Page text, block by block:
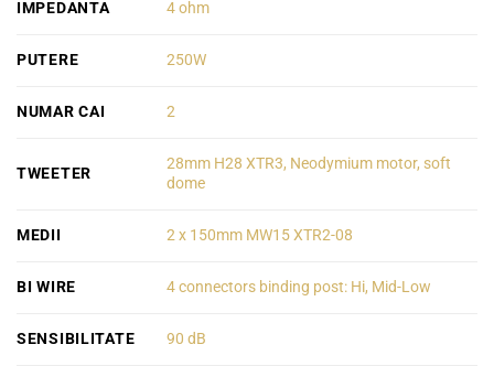
IMPEDANTA 4 ohm
PUTERE 250W
NUMAR CAI 2
TWEETER
28mm H28 XTR3, Neodymium motor, soft
dome
MEDII 2 x 150mm MW15 XTR2-08
BI WIRE 4 connectors binding post: Hi, Mid-Low
SENSIBILITATE 90 dB